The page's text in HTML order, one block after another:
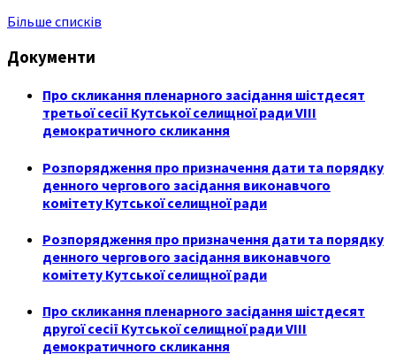
Більше списків
Документи
Про скликання пленарного засідання шістдесят
третьої сесії Кутської селищної ради VIII
демократичного скликання
Розпорядження про призначення дати та порядку
денного чергового засідання виконавчого
комітету Кутської селищної ради
Розпорядження про призначення дати та порядку
денного чергового засідання виконавчого
комітету Кутської селищної ради
Про скликання пленарного засідання шістдесят
другої сесії Кутської селищної ради VIII
демократичного скликання